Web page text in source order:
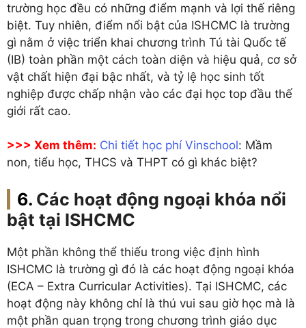
trường học đều có những điểm mạnh và lợi thế riêng
biệt. Tuy nhiên, điểm nổi bật của ISHCMC là trường
gì nằm ở việc triển khai chương trình Tú tài Quốc tế
(IB) toàn phần một cách toàn diện và hiệu quả, cơ sở
vật chất hiện đại bậc nhất, và tỷ lệ học sinh tốt
nghiệp được chấp nhận vào các đại học top đầu thế
giới rất cao.
>>> Xem thêm: Chi tiết học phí Vinschool: Mầm
non, tiểu học, THCS và THPT có gì khác biệt?
Các hoạt động ngoại khóa nổi
bật tại ISHCMC
Một phần không thể thiếu trong việc định hình
ISHCMC là trường gì đó là các hoạt động ngoại khóa
(ECA – Extra Curricular Activities). Tại ISHCMC, các
hoạt động này không chỉ là thú vui sau giờ học mà là
một phần quan trọng trong chương trình giáo dục